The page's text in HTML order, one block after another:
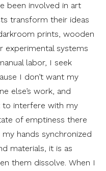
been involved in art
transform their ideas
prints, wooden
experimental systems
labor, I seek
I don’t want my
else’s work, and
to interfere with my
of emptiness there
hands synchronized
materials, it is as
them dissolve. When I